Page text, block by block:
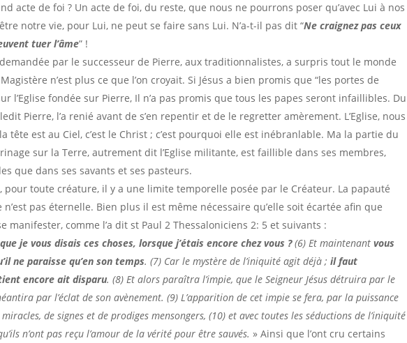
acte de foi ? Un acte de foi, du reste, que nous ne pourrons poser qu’avec Lui à nos
notre vie, pour Lui, ne peut se faire sans Lui. N’a-t-il pas dit “Ne craignez pas ceux
tuer l’âme” !
par le successeur de Pierre, aux traditionnalistes, a surpris tout le monde
n’est plus ce que l’on croyait. Si Jésus a bien promis que “les portes de
l’Eglise fondée sur Pierre, Il n’a pas promis que tous les papes seront infaillibles. Du
Pierre, l’a renié avant de s’en repentir et de le regretter amèrement. L’Eglise, nous
tête est au Ciel, c’est le Christ ; c’est pourquoi elle est inébranlable. Ma la partie du
sur la Terre, autrement dit l’Eglise militante, est faillible dans ses membres,
que dans ses savants et ses pasteurs.
pour toute créature, il y a une limite temporelle posée par le Créateur. La papauté
n’est pas éternelle. Bien plus il est même nécessaire qu’elle soit écartée afin que
manifester, comme l’a dit st Paul 2 Thessaloniciens 2: 5 et suivants :
je vous disais ces choses, lorsque j’étais encore chez vous ?(6) Et maintenantvous
ne paraisse qu’en son temps. (7) Car le mystère de l’iniquité agit déjà ;il faut
encore ait disparu. (8) Et alors paraîtra l’impie, que le Seigneur Jésus détruira par le
par l’éclat de son avènement. (9) L’apparition de cet impie se fera, par la puissance
de signes et de prodiges mensongers, (10) et avec toutes les séductions de l’iniquité
n’ont pas reçu l’amour de la vérité pour être sauvés. » Ainsi que l’ont cru certains